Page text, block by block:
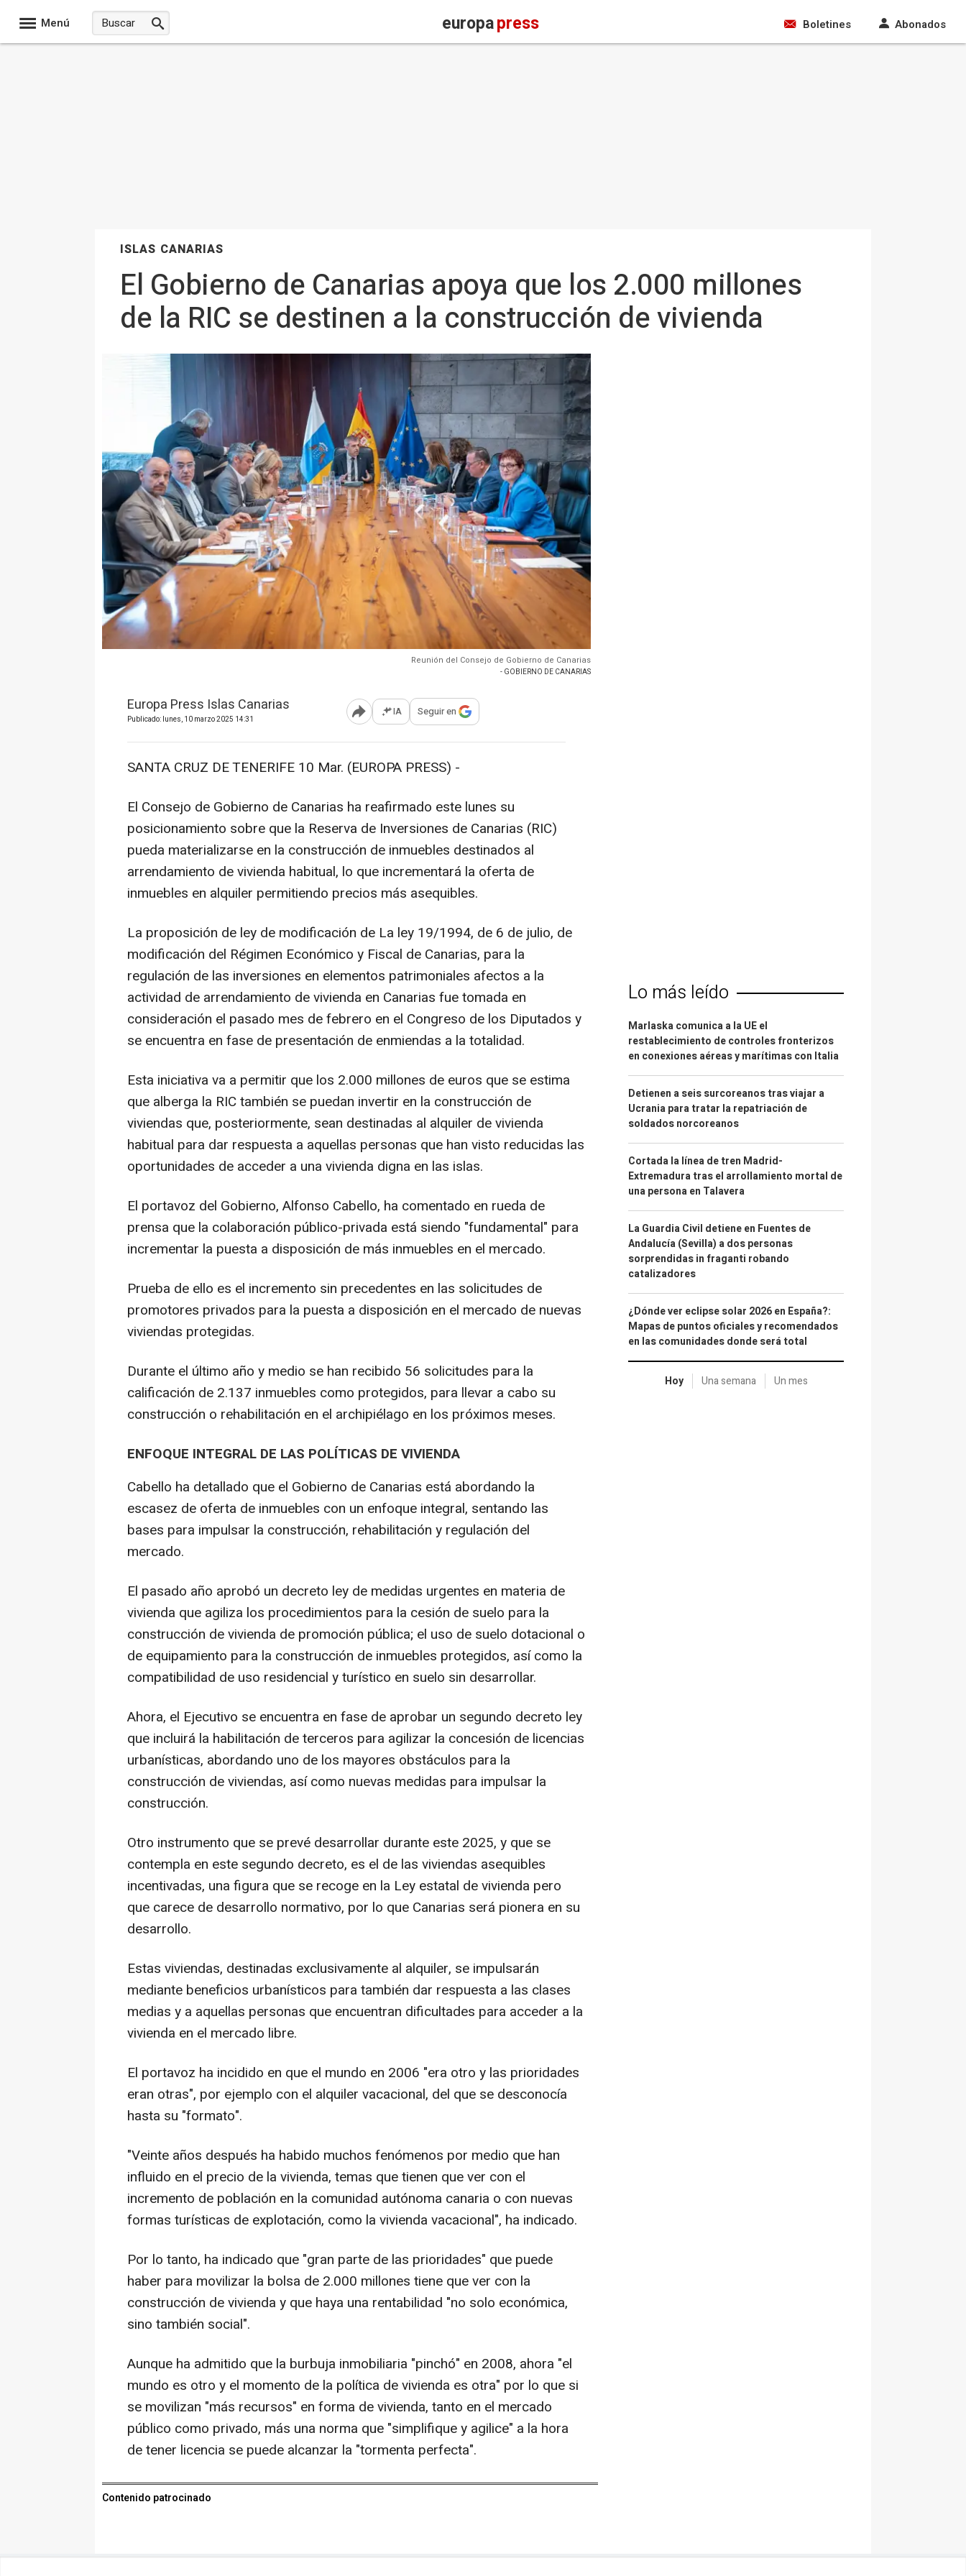
Menú europapress Boletines Abonados
ISLAS CANARIAS
El Gobierno de Canarias apoya que los 2.000 millones
de la RIC se destinen a la construcción de vivienda
Reunión del Consejo de Gobierno de Canarias
- GOBIERNO DE CANARIAS
Europa Press Islas Canarias
Publicado: lunes, 10 marzo 2025 14:31 Abrir opciones para compartir
IA Seguir en
SANTA CRUZ DE TENERIFE 10 Mar. (EUROPA PRESS) -
El Consejo de Gobierno de Canarias ha reafirmado este lunes su
posicionamiento sobre que la Reserva de Inversiones de Canarias (RIC)
pueda materializarse en la construcción de inmuebles destinados al
arrendamiento de vivienda habitual, lo que incrementará la oferta de
inmuebles en alquiler permitiendo precios más asequibles.
La proposición de ley de modificación de La ley 19/1994, de 6 de julio, de
modificación del Régimen Económico y Fiscal de Canarias, para la
regulación de las inversiones en elementos patrimoniales afectos a la
actividad de arrendamiento de vivienda en Canarias fue tomada en
consideración el pasado mes de febrero en el Congreso de los Diputados y
se encuentra en fase de presentación de enmiendas a la totalidad.
Esta iniciativa va a permitir que los 2.000 millones de euros que se estima
que alberga la RIC también se puedan invertir en la construcción de
viviendas que, posteriormente, sean destinadas al alquiler de vivienda
habitual para dar respuesta a aquellas personas que han visto reducidas las
oportunidades de acceder a una vivienda digna en las islas.
El portavoz del Gobierno, Alfonso Cabello, ha comentado en rueda de
prensa que la colaboración público-privada está siendo "fundamental" para
incrementar la puesta a disposición de más inmuebles en el mercado.
Prueba de ello es el incremento sin precedentes en las solicitudes de
promotores privados para la puesta a disposición en el mercado de nuevas
viviendas protegidas.
Durante el último año y medio se han recibido 56 solicitudes para la
calificación de 2.137 inmuebles como protegidos, para llevar a cabo su
construcción o rehabilitación en el archipiélago en los próximos meses.
ENFOQUE INTEGRAL DE LAS POLÍTICAS DE VIVIENDA
Cabello ha detallado que el Gobierno de Canarias está abordando la
escasez de oferta de inmuebles con un enfoque integral, sentando las
bases para impulsar la construcción, rehabilitación y regulación del
mercado.
El pasado año aprobó un decreto ley de medidas urgentes en materia de
vivienda que agiliza los procedimientos para la cesión de suelo para la
construcción de vivienda de promoción pública; el uso de suelo dotacional o
de equipamiento para la construcción de inmuebles protegidos, así como la
compatibilidad de uso residencial y turístico en suelo sin desarrollar.
Ahora, el Ejecutivo se encuentra en fase de aprobar un segundo decreto ley
que incluirá la habilitación de terceros para agilizar la concesión de licencias
urbanísticas, abordando uno de los mayores obstáculos para la
construcción de viviendas, así como nuevas medidas para impulsar la
construcción.
Otro instrumento que se prevé desarrollar durante este 2025, y que se
contempla en este segundo decreto, es el de las viviendas asequibles
incentivadas, una figura que se recoge en la Ley estatal de vivienda pero
que carece de desarrollo normativo, por lo que Canarias será pionera en su
desarrollo.
Estas viviendas, destinadas exclusivamente al alquiler, se impulsarán
mediante beneficios urbanísticos para también dar respuesta a las clases
medias y a aquellas personas que encuentran dificultades para acceder a la
vivienda en el mercado libre.
El portavoz ha incidido en que el mundo en 2006 "era otro y las prioridades
eran otras", por ejemplo con el alquiler vacacional, del que se desconocía
hasta su "formato".
"Veinte años después ha habido muchos fenómenos por medio que han
influido en el precio de la vivienda, temas que tienen que ver con el
incremento de población en la comunidad autónoma canaria o con nuevas
formas turísticas de explotación, como la vivienda vacacional", ha indicado.
Por lo tanto, ha indicado que "gran parte de las prioridades" que puede
haber para movilizar la bolsa de 2.000 millones tiene que ver con la
construcción de vivienda y que haya una rentabilidad "no solo económica,
sino también social".
Aunque ha admitido que la burbuja inmobiliaria "pinchó" en 2008, ahora "el
mundo es otro y el momento de la política de vivienda es otra" por lo que si
se movilizan "más recursos" en forma de vivienda, tanto en el mercado
público como privado, más una norma que "simplifique y agilice" a la hora
de tener licencia se puede alcanzar la "tormenta perfecta".
Contenido patrocinado
Lo más leído
Marlaska comunica a la UE el
restablecimiento de controles fronterizos
en conexiones aéreas y marítimas con Italia
Detienen a seis surcoreanos tras viajar a
Ucrania para tratar la repatriación de
soldados norcoreanos
Cortada la línea de tren Madrid-
Extremadura tras el arrollamiento mortal de
una persona en Talavera
La Guardia Civil detiene en Fuentes de
Andalucía (Sevilla) a dos personas
sorprendidas in fraganti robando
catalizadores
¿Dónde ver eclipse solar 2026 en España?:
Mapas de puntos oficiales y recomendados
en las comunidades donde será total
Hoy Una semana Un mes